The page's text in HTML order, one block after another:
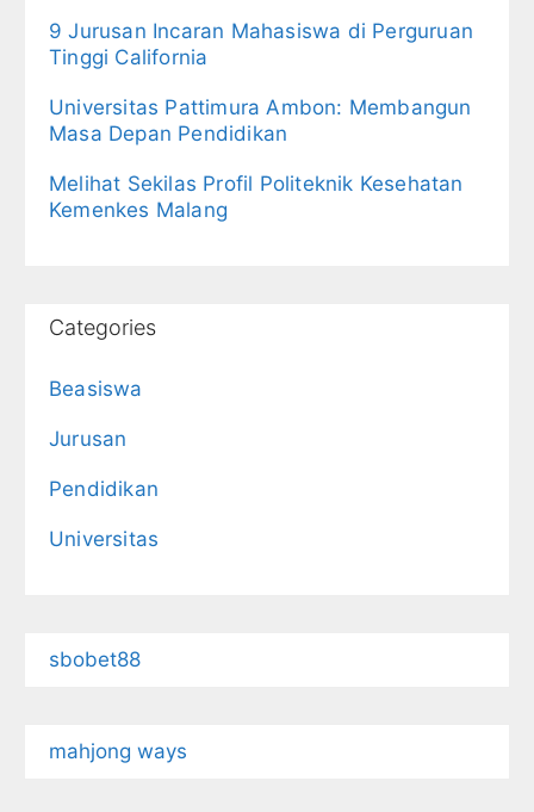
9 Jurusan Incaran Mahasiswa di Perguruan
Tinggi California
Universitas Pattimura Ambon: Membangun
Masa Depan Pendidikan
Melihat Sekilas Profil Politeknik Kesehatan
Kemenkes Malang
Categories
Beasiswa
Jurusan
Pendidikan
Universitas
sbobet88
mahjong ways